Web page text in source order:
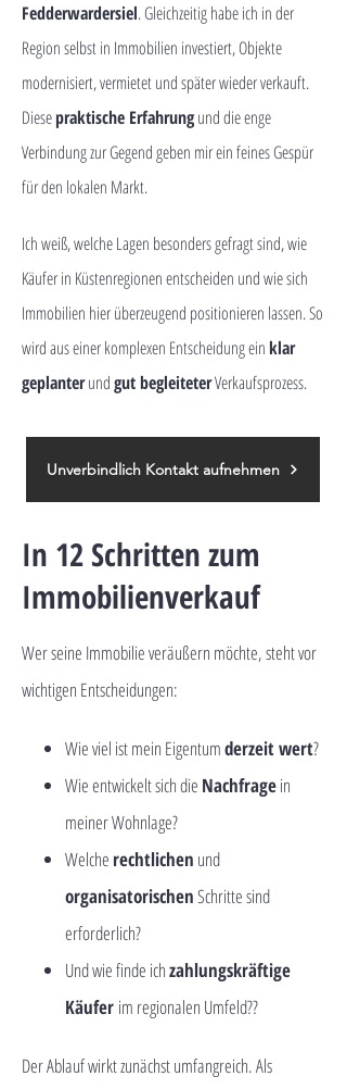
Fedderwardersiel. Gleichzeitig habe ich in der
Region selbst in Immobilien investiert, Objekte
modernisiert, vermietet und später wieder verkauft.
Diesepraktische Erfahrungund die enge
Verbindung zur Gegend geben mir ein feines Gespür
für den lokalen Markt.
Ich weiß, welche Lagen besonders gefragt sind, wie
Käufer in Küstenregionen entscheiden und wie sich
Immobilien hier überzeugend positionieren lassen. So
wird aus einer komplexen Entscheidung ein klar
geplanterundgut begleiteterVerkaufsprozess.
Unverbindlich Kontakt aufnehmen
In 12 Schritten zum
Immobilienverkauf
Wer seine Immobilie veräußern möchte, steht vor
wichtigen Entscheidungen:
Wie viel ist mein Eigentumderzeit wert?
Wie entwickelt sich die Nachfragein
meiner Wohnlage?
Welche rechtlichen und
organisatorischenSchritte sind
erforderlich?
Und wie finde ichzahlungskräftige
Käufer im regionalen Umfeld??
Der Ablauf wirkt zunächst umfangreich. Als